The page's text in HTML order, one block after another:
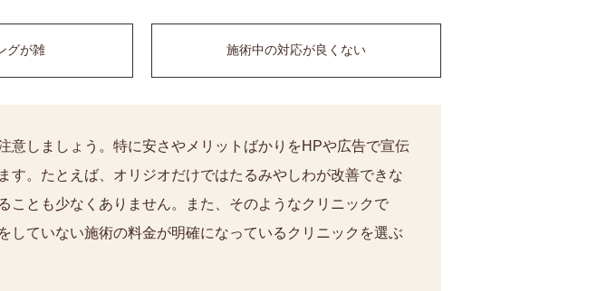
グが雑 施術中の対応が良くない
意しましょう。特に安さやメリットばかりをHPや広告で宣伝
す。たとえば、オリジオだけではたるみやしわが改善できな
ことも少なくありません。また、そのようなクリニックで
ていない施術の料金が明確になっているクリニックを選ぶ